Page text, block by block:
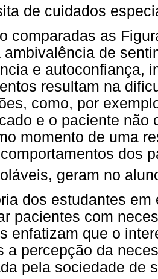
de cuidados
comparadas as
ambivalência de
e autoconfiança,
resultam na
como, por
e o paciente não
momento de uma
dos
geram no
dos estudantes
pacientes com
enfatizam que o
a percepção da
pela sociedade de